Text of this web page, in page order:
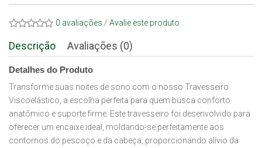
0 avaliações / Avalie este produto
Descrição Avaliações (0)
Detalhes do Produto
Transforme suas noites de sono com o nosso Travesseiro
Viscoelástico, a escolha perfeita para quem busca conforto
anatômico e suporte firme. Este travesseiro foi desenvolvido para
oferecer um encaixe ideal, moldando-se perfeitamente aos
contornos do pescoço e da cabeça, proporcionando alívio da